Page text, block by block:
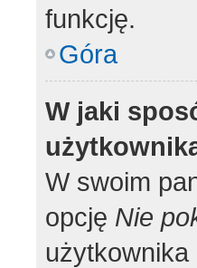
funkcję.
Góra
W jaki
W swoim
opcję Nie